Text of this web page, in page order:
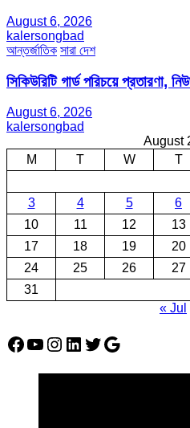
August 6, 2026
kalersongbad
আন্তর্জাতিক সারা দেশ
সিকিউরিটি গার্ড পরিচয়ে প্রতারণা,
August 6, 2026
kalersongbad
August
M
T W T
3
4 5 6
10
11 12 13
17
18 19 20
24
25 26 27
31
« Jul
Facebook
YouTube
Instagram
LinkedIn
Twitter
Google